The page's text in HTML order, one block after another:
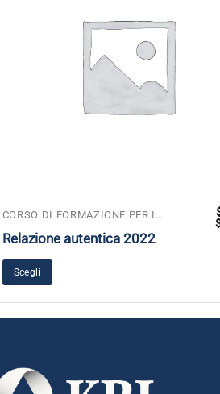
CORSO DI FORMAZIONE PER INSEGNANTI
Relazione autentica 2022
Scegli
Questo
prodotto
più
varianti.
scelte